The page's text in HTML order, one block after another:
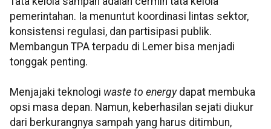
pemerintahan. Ia menuntut koordinasi lintas sektor,
konsistensi regulasi, dan partisipasi publik.
Membangun TPA terpadu di Lemer bisa menjadi
tonggak penting.
Menjajaki teknologi waste to energydapat membuka
opsi masa depan. Namun, keberhasilan sejati diukur
dari berkurangnya sampah yang harus ditimbun,